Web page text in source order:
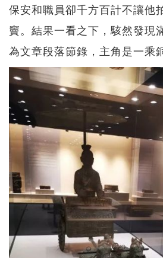
保安和職員卻千方百計不讓他
竇。結果一看之下，駭然發現
為文章段落節錄，主角是一乘